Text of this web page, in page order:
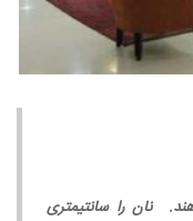
نان را سانتیمتری